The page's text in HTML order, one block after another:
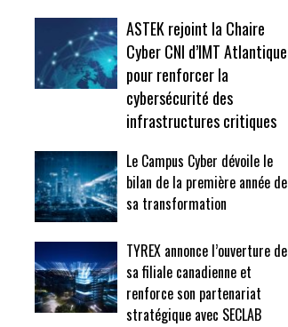
ASTEK rejoint la Chaire
Cyber CNI d’IMT Atlantique
pour renforcer la
cybersécurité des
infrastructures critiques
Le Campus Cyber dévoile le
bilan de la première année de
sa transformation
TYREX annonce l’ouverture de
sa filiale canadienne et
renforce son partenariat
stratégique avec SECLAB